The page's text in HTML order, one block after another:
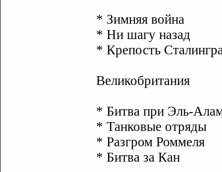
* Зимняя война
* Ни шагу назад
* Крепость
Великобритания
* Битва при Эль-
* Танковые отряды
* Разгром Роммеля
* Битва за Кан